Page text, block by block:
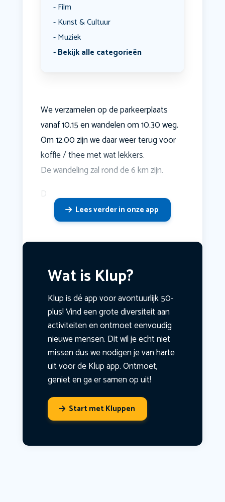
Film
Kunst & Cultuur
Muziek
Bekijk alle categorieën
We verzamelen op de parkeerplaats
vanaf 10.15 en wandelen om 10.30 weg.
Om 12.00 zijn we daar weer terug voor
koffie / thee met wat lekkers.
De wandeling zal rond de 6 km zijn.
D
Lees verder in onze app
Wat is Klup?
Klup is dé app voor avontuurlijk 50-
plus! Vind een grote diversiteit aan
activiteiten en ontmoet eenvoudig
nieuwe mensen. Dit wil je echt niet
missen dus we nodigen je van harte
uit voor de Klup app. Ontmoet,
geniet en ga er samen op uit!
Start met Kluppen